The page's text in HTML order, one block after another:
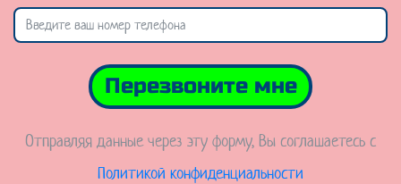
Перезвоните мне
Отправляя данные через эту форму, Вы соглашаетесь с
Политикой конфиденциальности